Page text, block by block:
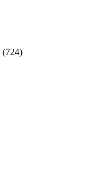
(724)